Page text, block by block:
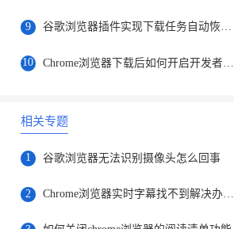
9 谷歌浏览器插件实现下载任务自动恢复与重试机制
10
相关专题
1 谷歌浏览器无法识别摄像头怎么回事
2 Chrome浏览器实时字幕找不到解决办法分享